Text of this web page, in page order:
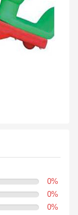
0%
0%
0%